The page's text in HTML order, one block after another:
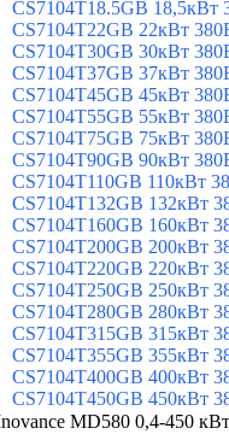
CS7104T18.5GB 18,5кВт
CS7104T22GB 22кВт
CS7104T30GB 30кВт
CS7104T37GB 37кВт
CS7104T45GB 45кВт
CS7104T55GB 55кВт
CS7104T75GB 75кВт
CS7104T90GB 90кВт
CS7104T110GB 110кВт
CS7104T132GB 132кВт
CS7104T160GB 160кВт
CS7104T200GB 200кВт
CS7104T220GB 220кВт
CS7104T250GB 250кВт
CS7104T280GB 280кВт
CS7104T315GB 315кВт
CS7104T355GB 355кВт
CS7104T400GB 400кВт
CS7104T450GB 450кВт
MD580 0,4-450 кВт